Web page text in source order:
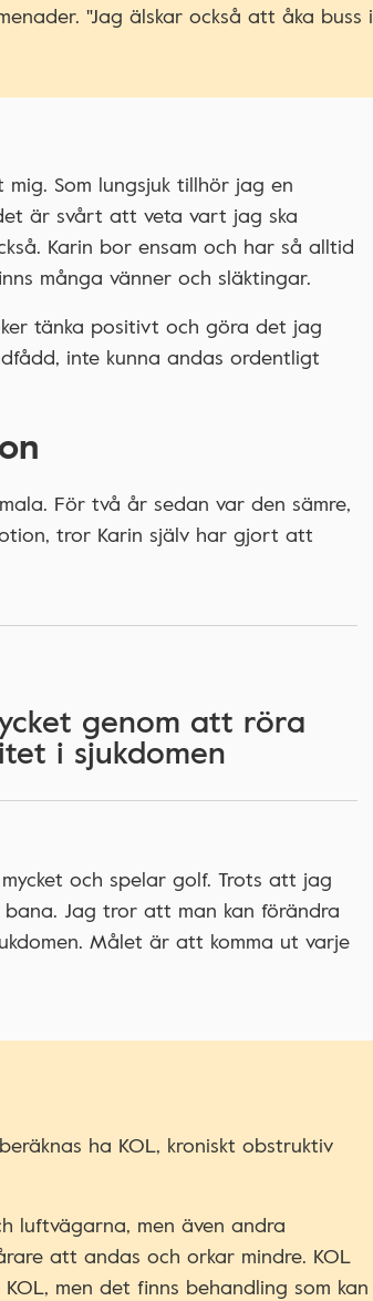
"Jag älskar också att åka buss i
Som lungsjuk tillhör jag en
är svårt att veta vart jag ska
Karin bor ensam och har så alltid
många vänner och släktingar.
tänka positivt och göra det jag
inte kunna andas ordentligt
För två år sedan var den sämre,
tror Karin själv har gjort att
genom att röra
i sjukdomen
och spelar golf. Trots att jag
Jag tror att man kan förändra
Målet är att komma ut varje
ha KOL, kroniskt obstruktiv
luftvägarna, men även andra
att andas och orkar mindre. KOL
men det finns behandling som kan